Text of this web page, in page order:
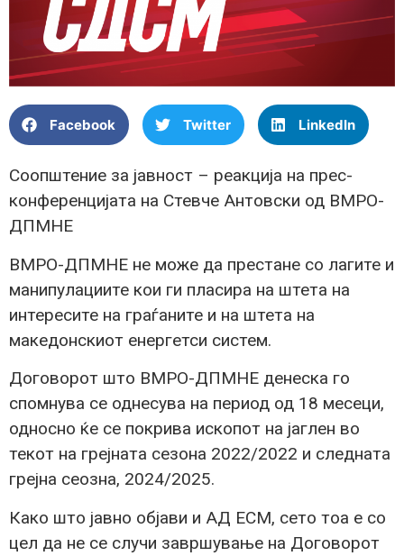
Facebook Twitter LinkedIn
Соопштение за јавност – реакција на прес-
конференцијата на Стевче Антовски од ВМРО-
ДПМНЕ
ВМРО-ДПМНЕ не може да престане со лагите и
манипулациите кои ги пласира на штета на
интересите на граѓаните и на штета на
македонскиот енергетси систем.
Договорот што ВМРО-ДПМНЕ денеска го
спомнува се однесува на период од 18 месеци,
односно ќе се покрива ископот на јаглен во
текот на грејната сезона 2022/2022 и следната
грејна сеозна, 2024/2025.
Како што јавно објави и АД ЕСМ, сето тоа е со
цел да не се случи завршување на Договорот